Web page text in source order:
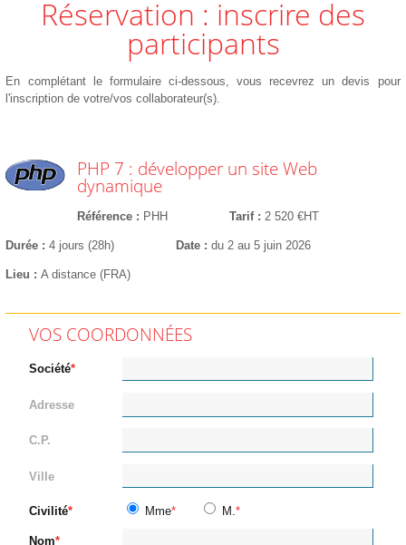
Réservation : inscrire des
participants
En complétant le formulaire ci-dessous, vous recevrez un devis pour
l'inscription de votre/vos collaborateur(s).
PHP 7 : développer un site Web
dynamique
Référence PHH Tarif 2 520 €HT
Durée 4 jours (28h) Date du 2 au 5 juin 2026
Lieu A distance (FRA)
VOS COORDONNÉES
Société
Adresse
C.P.
Ville
Civilité Mme M.
Nom